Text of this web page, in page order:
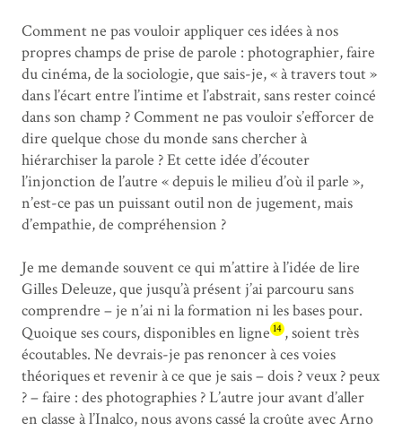
Comment ne pas vouloir appliquer ces idées à nos
propres champs de prise de parole : photographier, faire
du cinéma, de la sociologie, que sais-je, « à travers tout »
dans l’écart entre l’intime et l’abstrait, sans rester coincé
dans son champ ? Comment ne pas vouloir s’efforcer de
dire quelque chose du monde sans chercher à
hiérarchiser la parole ? Et cette idée d’écouter
l’injonction de l’autre « depuis le milieu d’où il parle »,
n’est-ce pas un puissant outil non de jugement, mais
d’empathie, de compréhension ?
Je me demande souvent ce qui m’attire à l’idée de lire
Gilles Deleuze, que jusqu’à présent j’ai parcouru sans
comprendre – je n’ai ni la formation ni les bases pour.
Quoique ses cours, disponibles en ligne 14 , soient très
écoutables. Ne devrais-je pas renoncer à ces voies
théoriques et revenir à ce que je sais – dois ? veux ? peux
? – faire : des photographies ? L’autre jour avant d’aller
en classe à l’Inalco, nous avons cassé la croûte avec Arno